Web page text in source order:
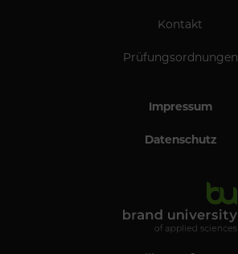
Kontakt
Prüfungsordnungen
Impressum
Datenschutz